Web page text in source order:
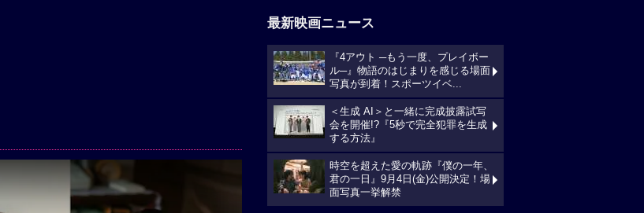
最新映画ニュース
『4アウト ─もう一度、プレイボー
ル─』物語のはじまりを感じる場面
写真が到着！スポーツイベ...
＜生成 AI＞と一緒に完成披露試写
会を開催!?『5秒で完全犯罪を生成
する方法』
時空を超えた愛の軌跡『僕の一年、
君の一日』9月4日(金)公開決定！場
面写真一挙解禁